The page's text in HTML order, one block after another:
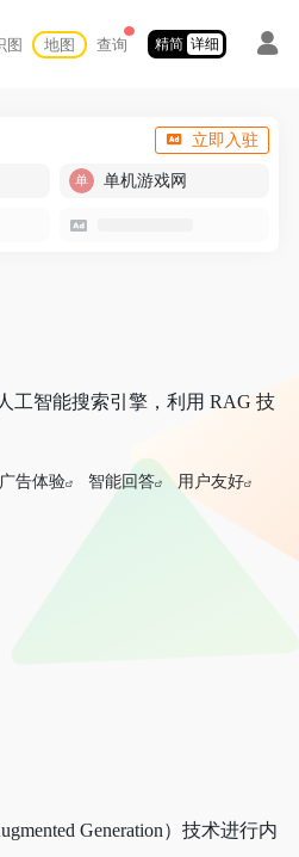
图 地图 查询 精简 详细
立即入驻
单机游戏网
工智能搜索引擎，利用 RAG 技
告体验 智能回答
用户友好
Generation）技术进行内